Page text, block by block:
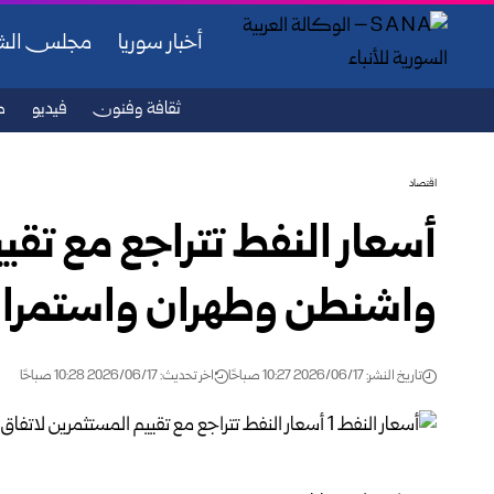
أخبار سوريا مجلس
ثقافة وفنون فيديو
اقتصاد
أسعار النفط تتراجع مع
واشنطن وطهران
تاريخ النشر: 2026/06/17 10:27 صباحًا اخر تحديث: 2026/06/17 10:28 صباحًا